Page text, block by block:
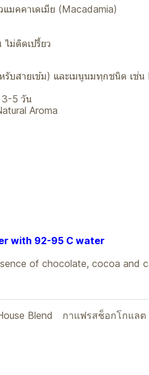
มคคาเดเมีย (Macadamia)
ม่ติดเปรี้ยว
รับสายเข้ม) และเมนูนมทุกชนิด เช่
3-5 วัน
Aroma
with 92-95 C water
of chocolate, cocoa and
Blend กาแฟรสช็อกโกแลต